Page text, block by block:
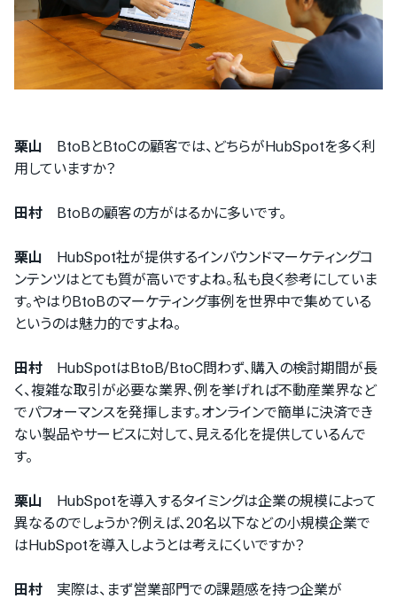
栗山 BtoBとBtoCの顧客では、どちらがHubSpotを多く利
用していますか？
田村 BtoBの顧客の方がはるかに多いです。
栗山 HubSpot社が提供するインバウンドマーケティングコ
ンテンツはとても質が高いですよね。私も良く参考にしていま
す。やはりBtoBのマーケティング事例を世界中で集めている
というのは魅力的ですよね。
田村 HubSpotはBtoB/BtoC問わず、購入の検討期間が長
く、複雑な取引が必要な業界、例を挙げれば不動産業界など
でパフォーマンスを発揮します。オンラインで簡単に決済でき
ない製品やサービスに対して、見える化を提供しているんで
す。
栗山 HubSpotを導入するタイミングは企業の規模によって
異なるのでしょうか？例えば、20名以下などの小規模企業で
はHubSpotを導入しようとは考えにくいですか？
田村 実際は、まず営業部門での課題感を持つ企業が